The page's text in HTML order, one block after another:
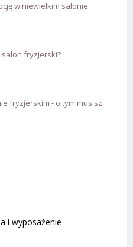
w niewielkim salonie
salon fryzjerski?
fryzjerskim - o tym musisz
i wyposażenie